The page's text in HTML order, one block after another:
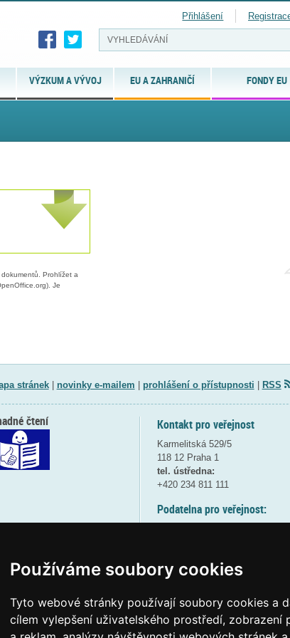
Používáme soubory cookies
Tyto webové stránky používají soubory cookies a
cílem vylepšení uživatelského prostředí, zobrazení
VÝZKUM A VÝVOJ EU A ZAHRANIČÍ FONDY EU
Přihlášení
Prohlížet a
Je
stránek| novinky e-mailem prohlášení o přístupnosti RSS
Kontakt pro veřejnost
Karmelitská 529/5
118 12 Praha 1
tel. ústředna:
+420 234 811 111
Podatelna pro veřejnost:
(více informací
Elektronická podatelna:
čtení